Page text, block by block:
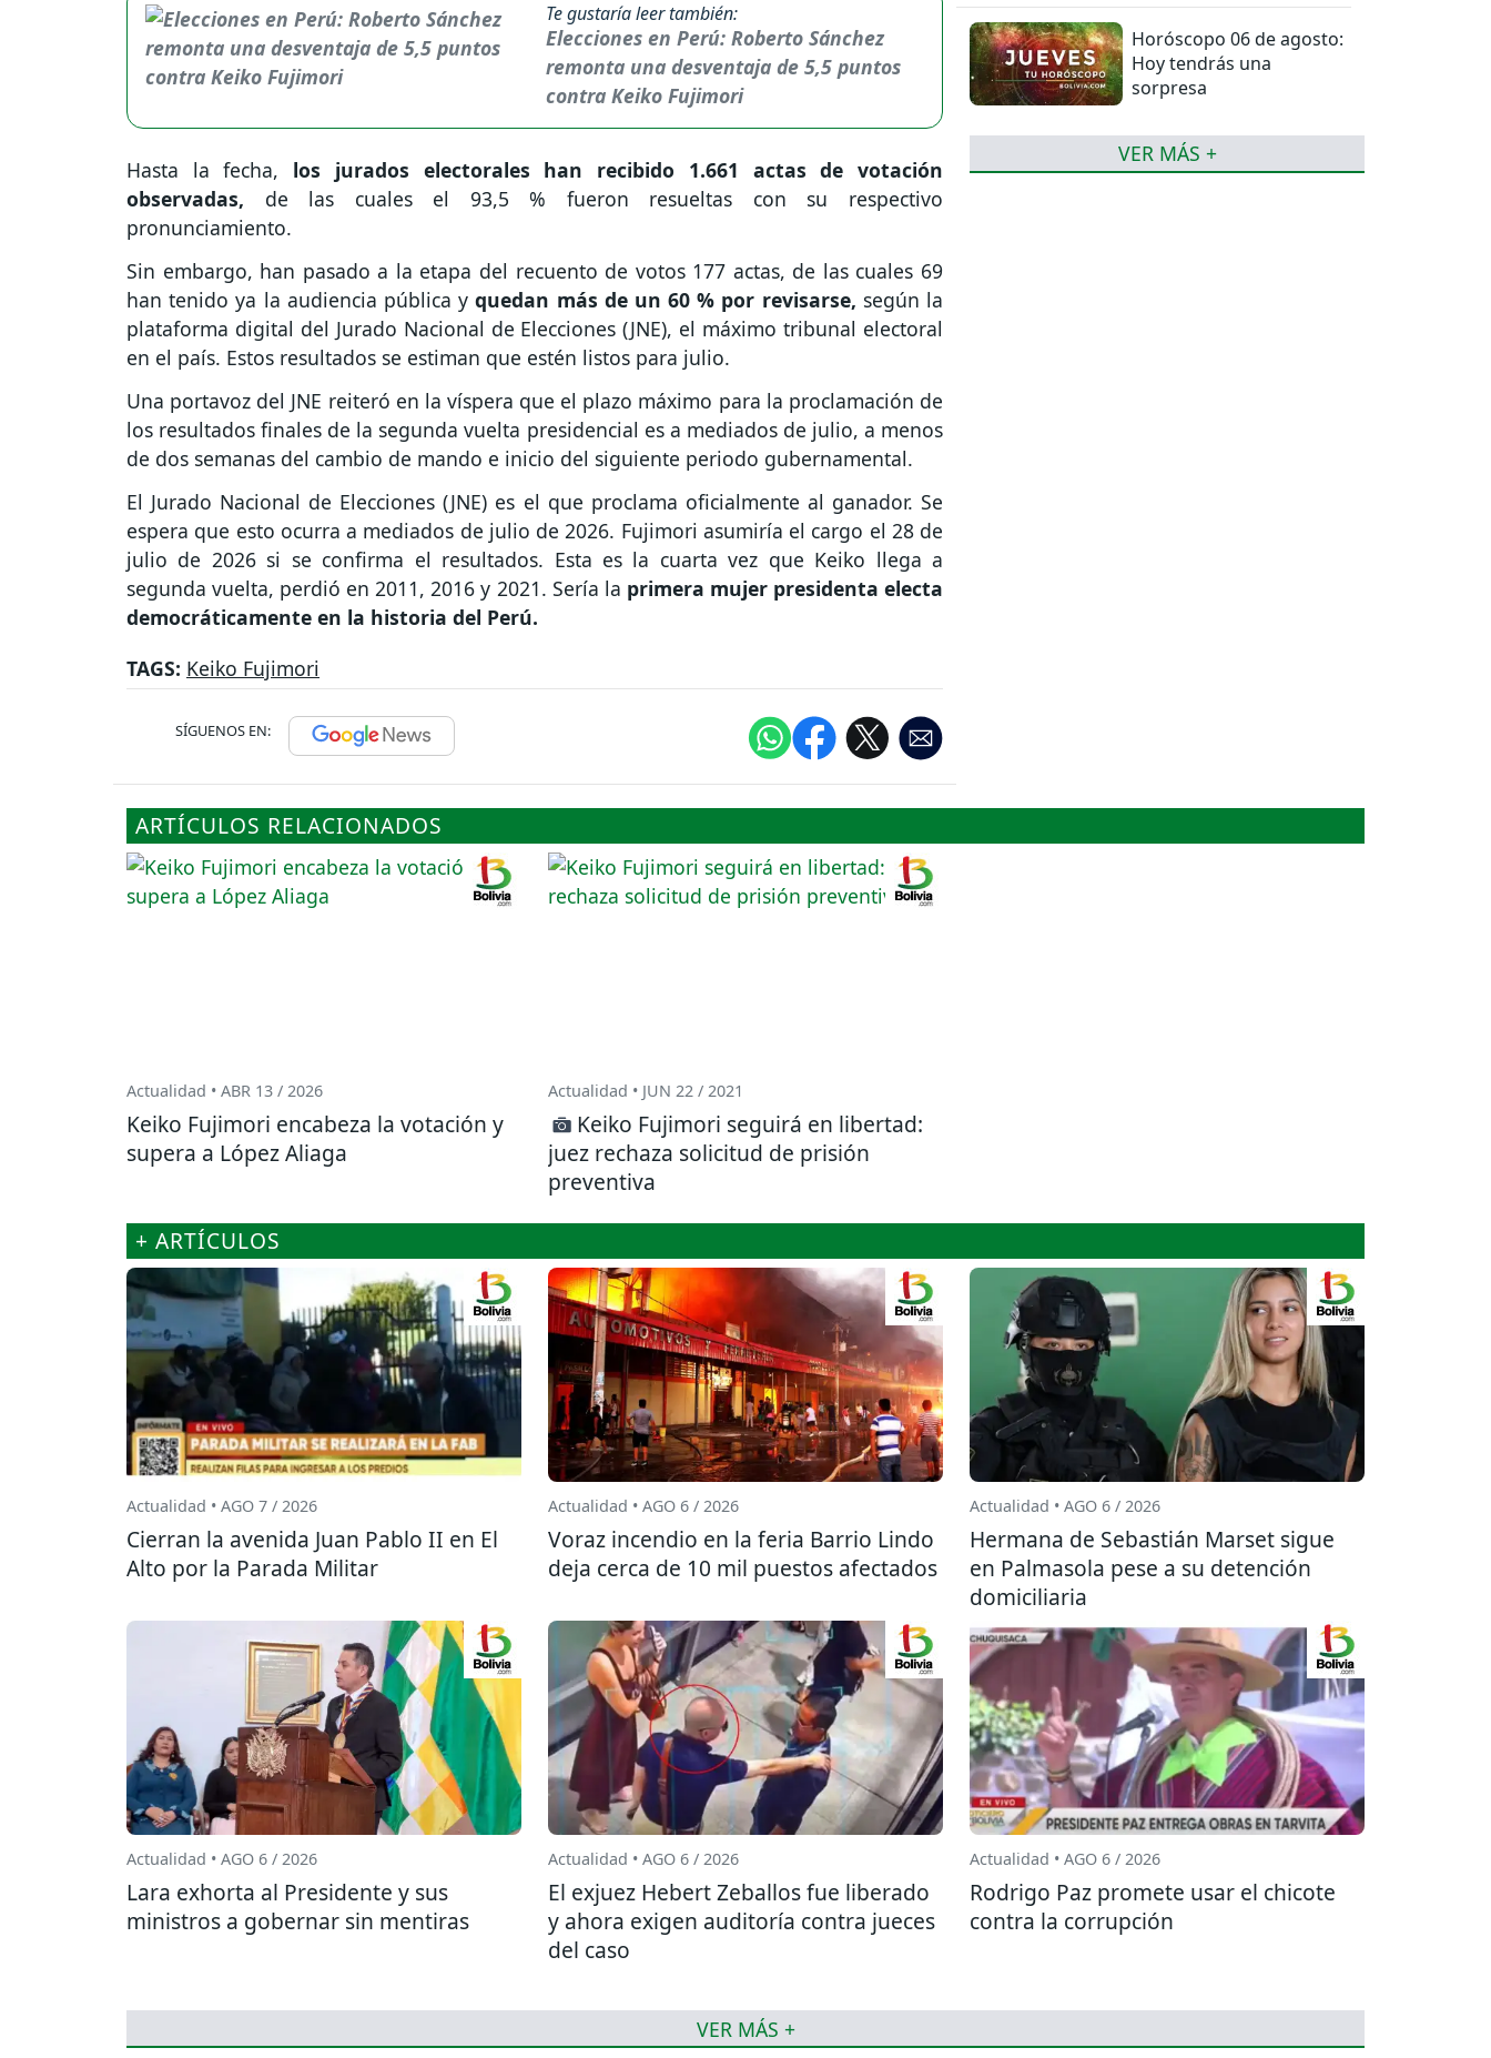
Te gustaría leer también:
Elecciones en Perú: Roberto Sánchez
remonta una desventaja de 5,5 puntos
contra Keiko Fujimori
Hasta la fecha, los jurados electorales han recibido 1.661 actas de votación
observadas, de las cuales el 93,5 % fueron resueltas con su respectivo
pronunciamiento.
Sin embargo, han pasado a la etapa del recuento de votos 177 actas, de las cuales 69
han tenido ya la audiencia pública yquedan más de un 60 % por revisarse, según la
plataforma digital del Jurado Nacional de Elecciones (JNE), el máximo tribunal electoral
en el país. Estos resultados se estiman que estén listos para julio.
Una portavoz del JNE reiteró en la víspera que el plazo máximo para la proclamación de
los resultados finales de la segunda vuelta presidencial es a mediados de julio, a menos
de dos semanas del cambio de mando e inicio del siguiente periodo gubernamental.
El Jurado Nacional de Elecciones (JNE) es el que proclama oficialmente al ganador. Se
espera que esto ocurra a mediados de julio de 2026. Fujimori asumiría el cargo el 28 de
julio de 2026 si se confirma el resultados. Esta es la cuarta vez que Keiko llega a
segunda vuelta, perdió en 2011, 2016 y 2021. Sería la primera mujer presidenta electa
democráticamente en la historia del Perú.
TAGS: Keiko Fujimori
SÍGUENOS EN:
Horóscopo 06 de agosto:
Hoy tendrás una
sorpresa
VER MÁS +
ARTÍCULOS RELACIONADOS
Actualidad • ABR 13 / 2026
Keiko Fujimori encabeza la votación y
supera a López Aliaga
Actualidad • JUN 22 / 2021
Keiko Fujimori seguirá en libertad:
juez rechaza solicitud de prisión
preventiva
+ ARTÍCULOS
Actualidad • AGO 7 / 2026
Cierran la avenida Juan Pablo II en El
Alto por la Parada Militar
Actualidad • AGO 6 / 2026
Voraz incendio en la feria Barrio Lindo
deja cerca de 10 mil puestos afectados
Actualidad • AGO 6 / 2026
Hermana de Sebastián Marset sigue
en Palmasola pese a su detención
domiciliaria
Actualidad • AGO 6 / 2026
Lara exhorta al Presidente y sus
ministros a gobernar sin mentiras
Actualidad • AGO 6 / 2026
El exjuez Hebert Zeballos fue liberado
y ahora exigen auditoría contra jueces
del caso
Actualidad • AGO 6 / 2026
Rodrigo Paz promete usar el chicote
contra la corrupción
VER MÁS +